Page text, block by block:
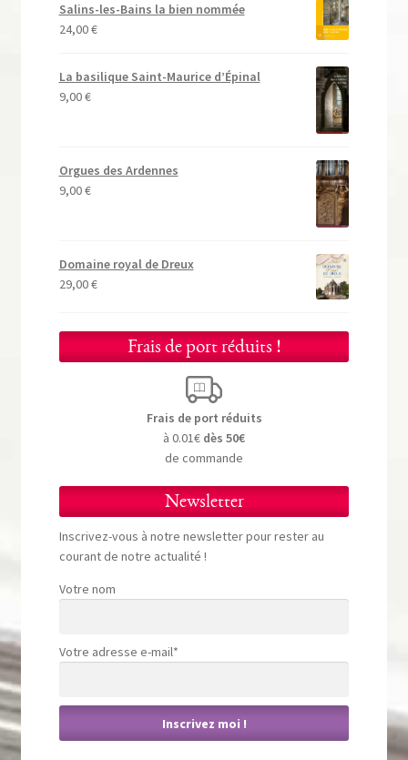
Salins-les-Bains la bien nommée
24,00€
La basilique Saint-Maurice d’Épinal
9,00€
Orgues des Ardennes
9,00€
Domaine royal de Dreux
29,00€
Frais de port réduits !
Frais de port réduits
à 0.01€ dès 50€
de commande
Newsletter
Inscrivez-vous à notre newsletter pour rester au
courant de notre actualité !
Votre nom
Votre adresse e-mail*